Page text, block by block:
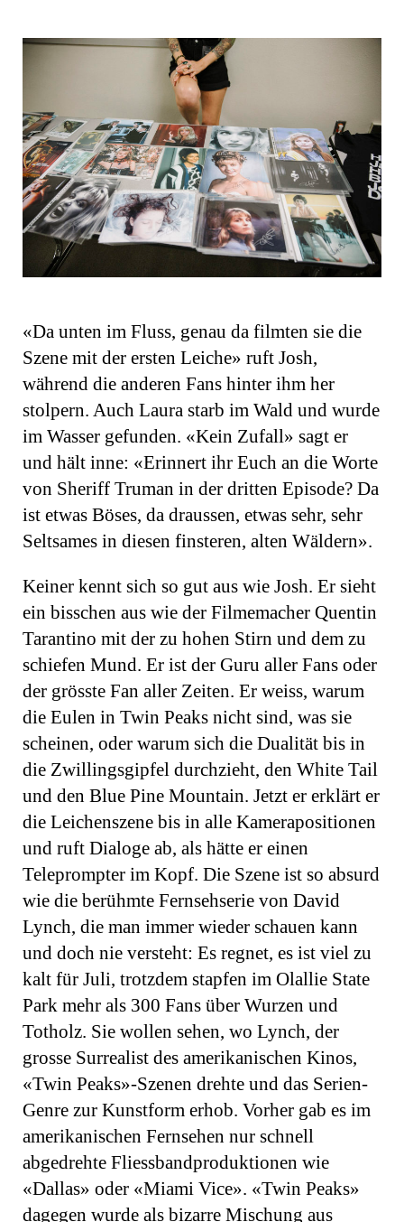
«Da unten im Fluss, genau da filmten sie die
Szene mit der ersten Leiche» ruft Josh,
während die anderen Fans hinter ihm her
stolpern. Auch Laura starb im Wald und wurde
im Wasser gefunden. «Kein Zufall» sagt er
und hält inne: «Erinnert ihr Euch an die Worte
von Sheriff Truman in der dritten Episode? Da
ist etwas Böses, da draussen, etwas sehr, sehr
Seltsames in diesen finsteren, alten Wäldern».
Keiner kennt sich so gut aus wie Josh. Er sieht
ein bisschen aus wie der Filmemacher Quentin
Tarantino mit der zu hohen Stirn und dem zu
schiefen Mund. Er ist der Guru aller Fans oder
der grösste Fan aller Zeiten. Er weiss, warum
die Eulen in Twin Peaks nicht sind, was sie
scheinen, oder warum sich die Dualität bis in
die Zwillingsgipfel durchzieht, den White Tail
und den Blue Pine Mountain. Jetzt er erklärt er
die Leichenszene bis in alle Kamerapositionen
und ruft Dialoge ab, als hätte er einen
Teleprompter im Kopf. Die Szene ist so absurd
wie die berühmte Fernsehserie von David
Lynch, die man immer wieder schauen kann
und doch nie versteht: Es regnet, es ist viel zu
kalt für Juli, trotzdem stapfen im Olallie State
Park mehr als 300 Fans über Wurzen und
Totholz. Sie wollen sehen, wo Lynch, der
grosse Surrealist des amerikanischen Kinos,
«Twin Peaks»-Szenen drehte und das Serien-
Genre zur Kunstform erhob. Vorher gab es im
amerikanischen Fernsehen nur schnell
abgedrehte Fliessbandproduktionen wie
«Dallas» oder «Miami Vice». «Twin Peaks»
dagegen wurde als bizarre Mischung aus